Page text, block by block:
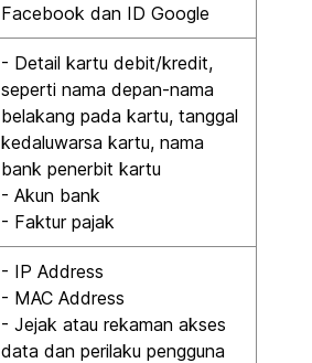
Facebook dan ID Google
- Detail kartu debit/kredit,
seperti nama depan-nama
belakang pada kartu, tanggal
kedaluwarsa kartu, nama
bank penerbit kartu
- Akun bank
- Faktur pajak
- IP Address
- MAC Address
- Jejak atau rekaman akses
data dan perilaku pengguna